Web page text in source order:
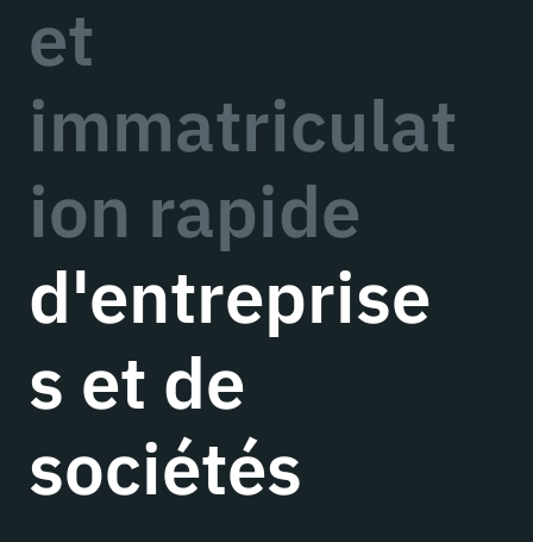
et
immatriculat
ion rapide
d'entreprise
s et de
sociétés